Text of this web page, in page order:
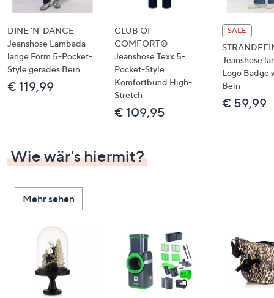
DINE 'N' DANCE
Jeanshose Lambada
lange Form 5-Pocket-
Style gerades Bein
€ 119,99
CLUB OF
COMFORT®
Jeanshose Texx 5-
Pocket-Style
Komfortbund High-
Stretch
€ 109,95
SALE
Jeanshose
Logo Badge
Bein
€ 59,99
Wie wär's hiermit?
Mehr sehen